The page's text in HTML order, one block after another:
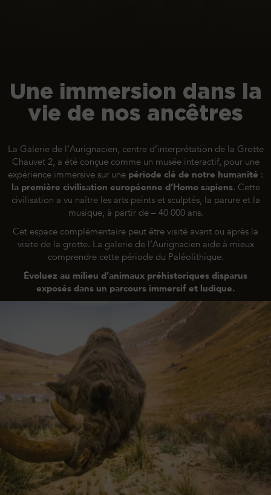
Une immersion dans la
vie de nos ancêtres
La Galerie de l’Aurignacien, centre d’interprétation de la Grotte
Chauvet 2, a été conçue comme un musée interactif, pour une
expérience immersive sur une période clé de notre humanité :
la première civilisation européenne d’Homo sapiens. Cette
civilisation a vu naître les arts peints et sculptés, la parure et la
musique, à partir de – 40 000 ans.
Cet espace complémentaire peut être visité avant ou après la
visite de la grotte. La galerie de l’Aurignacien aide à mieux
comprendre cette période du Paléolithique.
Évoluez au milieu d’animaux préhistoriques disparus
exposés dans un parcours immersif et ludique.